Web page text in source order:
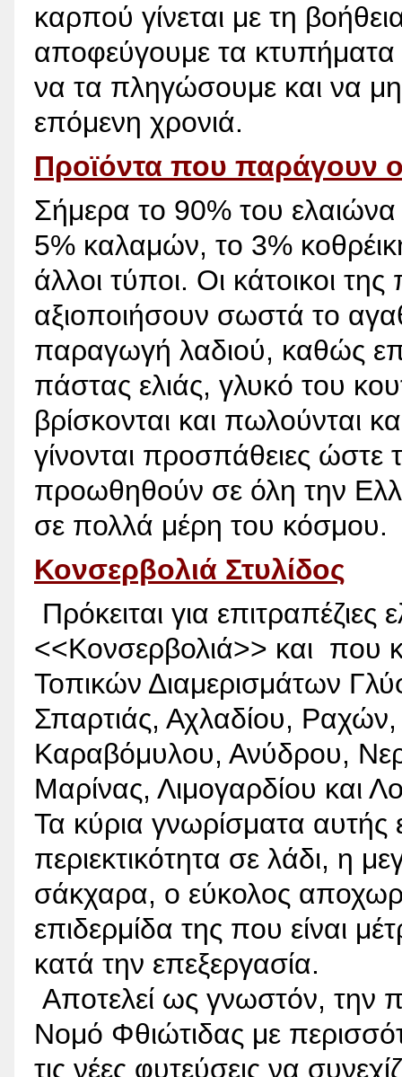
καρπού γίνεται με τη
αποφεύγουμε τα κτυπήματα
να τα πληγώσουμε και να
επόμενη χρονιά.
Προϊόντα που παράγουν
Σήμερα το 90% του ελαιώνα
5% καλαμών, το 3%
άλλοι τύποι. Οι κάτοικοι
αξιοποιήσουν σωστά το
παραγωγή λαδιού, καθώς
πάστας ελιάς, γλυκό του
βρίσκονται και πωλούνται
γίνονται προσπάθειες ώστε
προωθηθούν σε όλη την
σε πολλά μέρη του κόσμου.
Κονσερβολιά Στυλίδος
Πρόκειται για
<<Κονσερβολιά>> και που
Τοπικών Διαμερισμάτων
Σπαρτιάς, Αχλαδίου,
Καραβόμυλου, Ανύδρου,
Μαρίνας, Λιμογαρδίου και
Τα κύρια γνωρίσματα αυτής
περιεκτικότητα σε λάδι, η
σάκχαρα, ο εύκολος
επιδερμίδα της που είναι
κατά την επεξεργασία.
Αποτελεί ως γνωστόν, την
Νομό Φθιώτιδας με
τις νέες φυτεύσεις να